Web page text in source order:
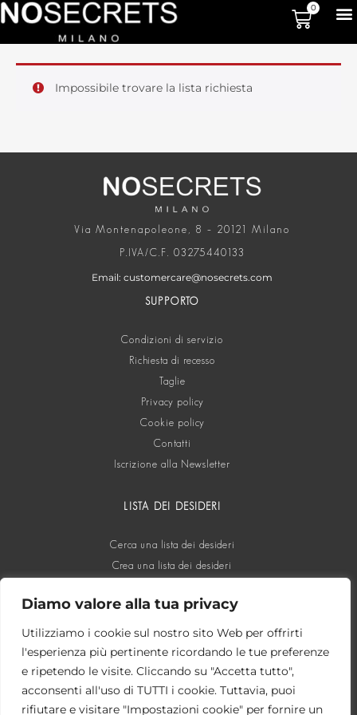
Diamo valore alla tua privacy
Utilizziamo i cookie sul nostro sito Web per offrirti
l'esperienza più pertinente ricordando le tue preferenze
e ripetendo le visite. Cliccando su "Accetta tutto",
acconsenti all'uso di TUTTI i cookie. Tuttavia, puoi
rifiutare e visitare "Impostazioni cookie" per fornire un
0
Impossibile trovare la lista richiesta
Via Montenapoleone, 8 – 20121 Milano
P.IVA/C.F. 03275440133
Email: customercare@nosecrets.com
SUPPORTO
Condizioni di servizio
Richiesta di recesso
Taglie
Privacy policy
Cookie policy
Contatti
Iscrizione alla Newsletter
LISTA DEI DESIDERI
Cerca una lista dei desideri
Crea una lista dei desideri
SOCIAL